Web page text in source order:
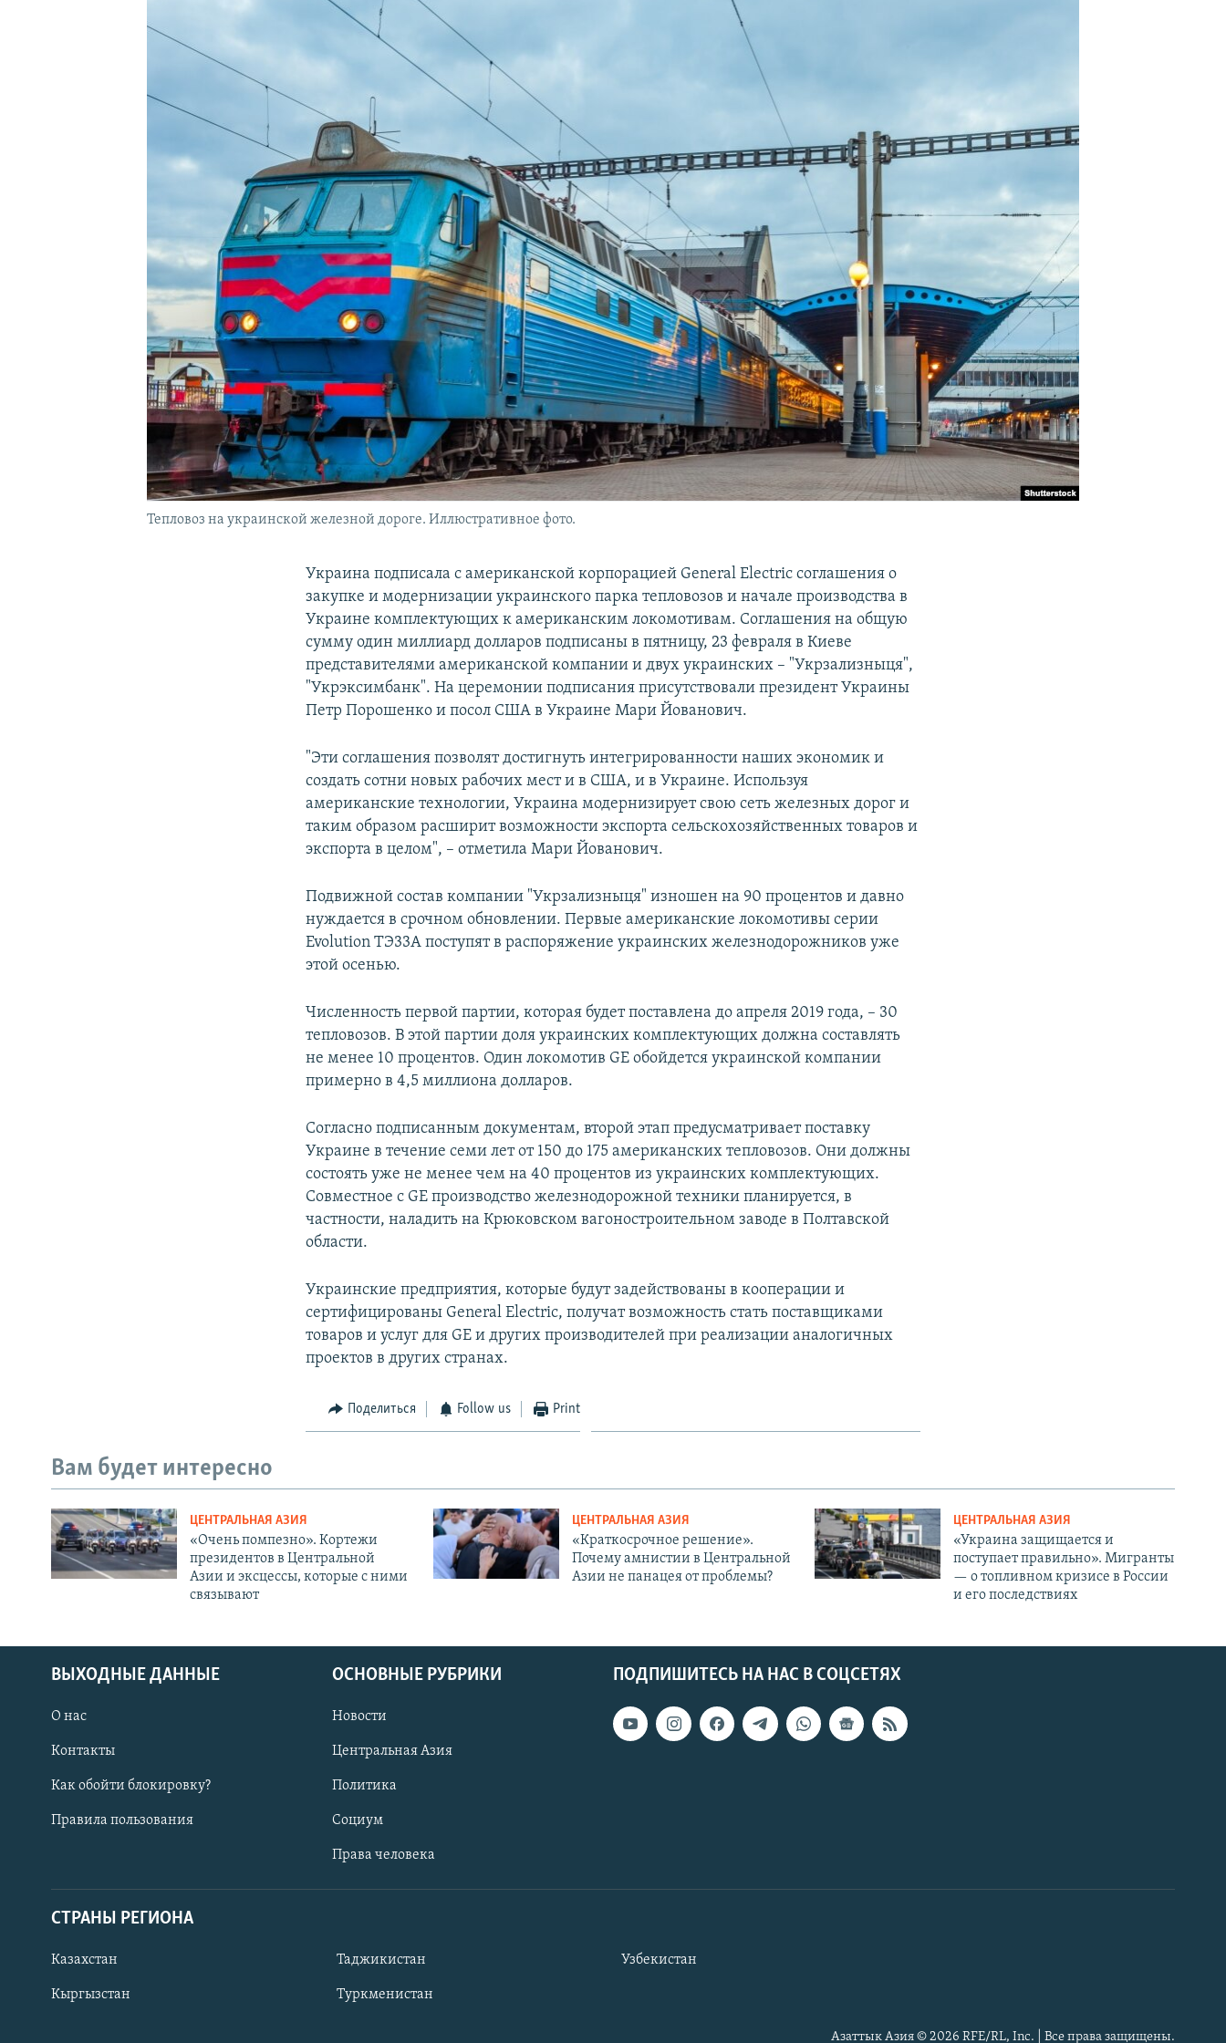
Тепловоз на украинской железной дороге. Иллюстративное фото.
Украина подписала с американской корпорацией General Electric соглашения о
закупке и модернизации украинского парка тепловозов и начале производства в
Украине комплектующих к американским локомотивам. Соглашения на общую
сумму один миллиард долларов подписаны в пятницу, 23 февраля в Киеве
представителями американской компании и двух украинских – "Укрзализныця",
"Укрэксимбанк". На церемонии подписания присутствовали президент Украины
Петр Порошенко и посол США в Украине Мари Йованович.
"Эти соглашения позволят достигнуть интегрированности наших экономик и
создать сотни новых рабочих мест и в США, и в Украине. Используя
американские технологии, Украина модернизирует свою сеть железных дорог и
таким образом расширит возможности экспорта сельскохозяйственных товаров и
экспорта в целом", – отметила Мари Йованович.
Подвижной состав компании "Укрзализныця" изношен на 90 процентов и давно
нуждается в срочном обновлении. Первые американские локомотивы серии
Evolution ТЭ33А поступят в распоряжение украинских железнодорожников уже
этой осенью.
Численность первой партии, которая будет поставлена до апреля 2019 года, – 30
тепловозов. В этой партии доля украинских комплектующих должна составлять
не менее 10 процентов. Один локомотив GE обойдется украинской компании
примерно в 4,5 миллиона долларов.
Согласно подписанным документам, второй этап предусматривает поставку
Украине в течение семи лет от 150 до 175 американских тепловозов. Они должны
состоять уже не менее чем на 40 процентов из украинских комплектующих.
Совместное с GE производство железнодорожной техники планируется, в
частности, наладить на Крюковском вагоностроительном заводе в Полтавской
области.
Украинские предприятия, которые будут задействованы в кооперации и
сертифицированы General Electric, получат возможность стать поставщиками
товаров и услуг для GE и других производителей при реализации аналогичных
проектов в других странах.
Поделиться Follow us Print
Вам будет интересно
ЦЕНТРАЛЬНАЯ АЗИЯ
«Очень помпезно». Кортежи
президентов в Центральной
Азии и эксцессы, которые с ними
связывают
ЦЕНТРАЛЬНАЯ АЗИЯ
«Краткосрочное решение».
Почему амнистии в Центральной
Азии не панацея от проблемы?
ЦЕНТРАЛЬНАЯ АЗИЯ
«Украина защищается и
поступает правильно». Мигранты
— о топливном кризисе в России
и его последствиях
ПОДПИШИТЕСЬ НА НАС В СОЦСЕТЯХ
ВЫХОДНЫЕ ДАННЫЕ
О нас
Контакты
Как обойти блокировку?
Правила пользования
ОСНОВНЫЕ РУБРИКИ
Новости
Центральная Азия
Политика
Социум
Права человека
СТРАНЫ РЕГИОНА
Казахстан
Кыргызстан
Таджикистан
Туркменистан
Узбекистан
Азаттык Азия © 2026 RFE/RL, Inc. | Все права защищены.